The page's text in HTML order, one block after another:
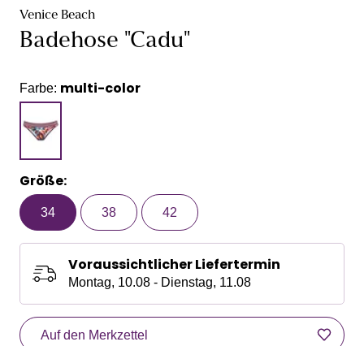
Venice Beach
Badehose "Cadu"
Farbe: multi-color
Größe:
34 38 42
Voraussichtlicher Liefertermin
Montag, 10.08 - Dienstag, 11.08
Auf den Merkzettel